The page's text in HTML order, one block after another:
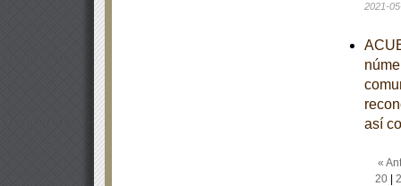
2021-
así
«
20|